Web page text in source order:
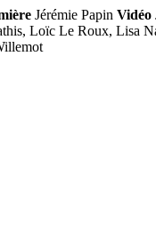
Jérémie Papin Vidéo
Loïc Le Roux, Lisa